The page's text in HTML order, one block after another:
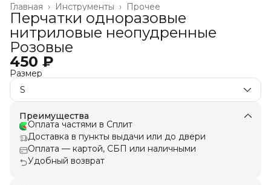
Прочее
Инструменты ›
Главная ›
Перчатки одноразовые
нитриловые неопудренные
Розовые
450 ₽
Размер
S
Преимущества
Оплата частями в Сплит
Доставка в пункты выдачи или до двери
Оплата — картой, СБП или наличными
Удобный возврат